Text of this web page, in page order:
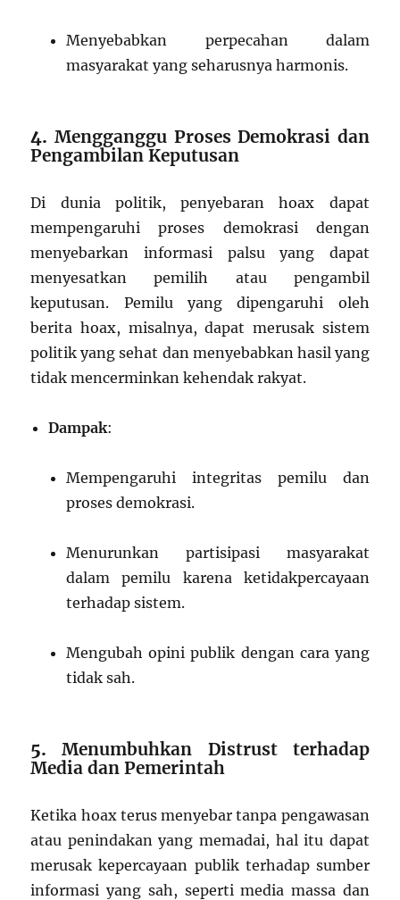
Menyebabkan perpecahan dalam
masyarakat yang seharusnya harmonis.
4. Mengganggu Proses Demokrasi dan
Pengambilan Keputusan
Di dunia politik, penyebaran hoax dapat
mempengaruhi proses demokrasi dengan
menyebarkan informasi palsu yang dapat
menyesatkan pemilih atau pengambil
keputusan. Pemilu yang dipengaruhi oleh
berita hoax, misalnya, dapat merusak sistem
politik yang sehat dan menyebabkan hasil yang
tidak mencerminkan kehendak rakyat.
Dampak:
Mempengaruhi integritas pemilu dan
proses demokrasi.
Menurunkan partisipasi masyarakat
dalam pemilu karena ketidakpercayaan
terhadap sistem.
Mengubah opini publik dengan cara yang
tidak sah.
5.Menumbuhkan Distrust terhadap
Media dan Pemerintah
Ketika hoax terus menyebar tanpa pengawasan
atau penindakan yang memadai, hal itu dapat
merusak kepercayaan publik terhadap sumber
informasi yang sah, seperti media massa dan